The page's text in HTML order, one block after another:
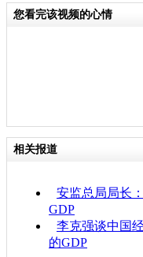
您看完该视频的心情
相关报道
安监总局局长
GDP
李克强谈中国
的GDP